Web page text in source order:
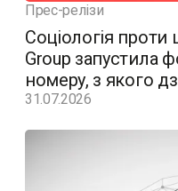
Прес-релізи
Соціологія проти
Group запустила
номеру, з якого
31.07.2026